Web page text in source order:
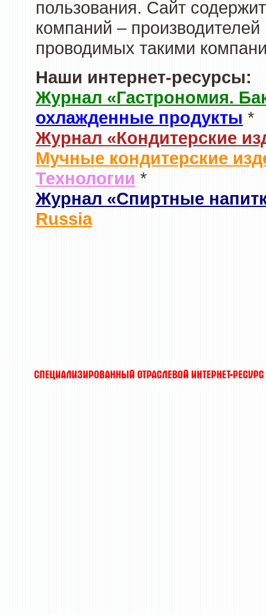
пользования. Сайт
компаний –
проводимых такими
Наши интернет-ресурсы:
Журнал «Гастрономия.
охлажденные продукты *
Журнал «Кондитерские
Мучные кондитерские
Технологии *
Журнал «Спиртные
Russia